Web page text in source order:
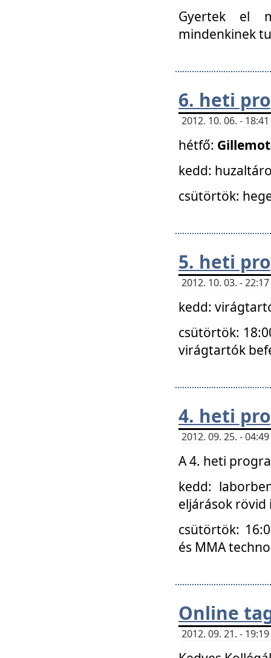
Gyertek el
mindenkinek
6. heti
2012. 10. 06. -
hétfő:
kedd:
csütörtök:
5. heti
2012. 10. 03. -
kedd:
csütörtök:
virágtartók
4. heti
2012. 09. 25. -
A 4. heti
kedd:
eljárások
csütörtök:
és MMA
Online
2012. 09. 21. -